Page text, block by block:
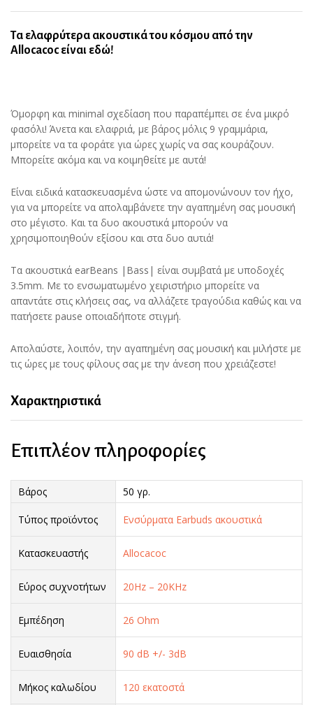
Τα ελαφρύτερα ακουστικά του κόσμου από την
Allocacoc είναι εδώ!
Όμορφη και minimal σχεδίαση που παραπέμπει σε ένα μικρό
φασόλι! Άνετα και ελαφριά, με βάρος μόλις 9 γραμμάρια,
μπορείτε να τα φοράτε για ώρες χωρίς να σας κουράζουν.
Μπορείτε ακόμα και να κοιμηθείτε με αυτά!
Είναι ειδικά κατασκευασμένα ώστε να απομονώνουν τον ήχο,
για να μπορείτε να απολαμβάνετε την αγαπημένη σας μουσική
στο μέγιστο. Και τα δυο ακουστικά μπορούν να
χρησιμοποιηθούν εξίσου και στα δυο αυτιά!
Τα ακουστικά earBeans |Bass| είναι συμβατά με υποδοχές
3.5mm. Με το ενσωματωμένο χειριστήριο μπορείτε να
απαντάτε στις κλήσεις σας, να αλλάζετε τραγούδια καθώς και να
πατήσετε pause οποιαδήποτε στιγμή.
Απολαύστε, λοιπόν, την αγαπημένη σας μουσική και μιλήστε με
τις ώρες με τους φίλους σας με την άνεση που χρειάζεστε!
Χαρακτηριστικά
Επιπλέον πληροφορίες
Βάρος 50 γρ.
Τύπος προϊόντος Ενσύρματα Earbuds ακουστικά
Κατασκευαστής Allocacoc
Εύρος συχνοτήτων 20Hz – 20KHz
Εμπέδηση 26 Ohm
Ευαισθησία 90 dB +/- 3dB
Μήκος καλωδίου 120 εκατοστά